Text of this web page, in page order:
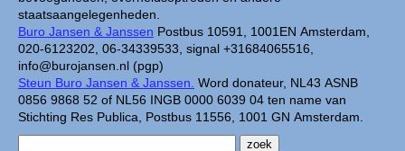
staatsaangelegenheden.
Buro Jansen & Janssen Postbus 10591, 1001EN Amsterdam,
020-6123202, 06-34339533, signal +31684065516,
info@burojansen.nl (pgp)
Steun Buro Jansen & Janssen. Word donateur, NL43 ASNB
0856 9868 52 of NL56 INGB 0000 6039 04 ten name van
Stichting Res Publica, Postbus 11556, 1001 GN Amsterdam.